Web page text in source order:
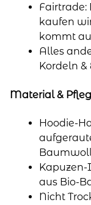
Fairtrade:
kaufen
kommt
Alles
Kordeln
Material &
Hoodie-
aus Bio-
Nicht